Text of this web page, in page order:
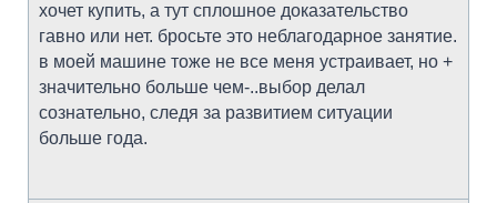
хочет купить, а тут сплошное доказательство
гавно или нет. бросьте это неблагодарное занятие.
в моей машине тоже не все меня устраивает, но +
значительно больше чем-..выбор делал
сознательно, следя за развитием ситуации
больше года.